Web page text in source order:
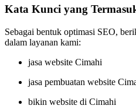
Kata Kunci yang
Sebagai bentuk optimasi SEO,
dalam layanan kami:
jasa website Cimahi
jasa pembuatan website
bikin website di Cimahi